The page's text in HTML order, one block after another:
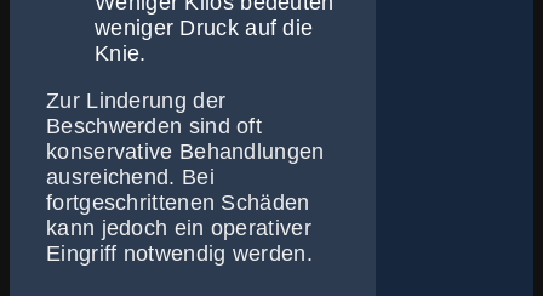
weniger Druck auf die
Knie.
Zur Linderung der
Beschwerden sind oft
konservative Behandlungen
ausreichend. Bei
fortgeschrittenen Schäden
kann jedoch ein operativer
Eingriff notwendig werden.